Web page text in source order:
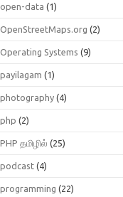
open-data (1)
OpenStreetMaps.org (2)
Operating Systems (9)
payilagam (1)
photography (4)
php (2)
PHP தமிழில் (25)
podcast (4)
programming (22)